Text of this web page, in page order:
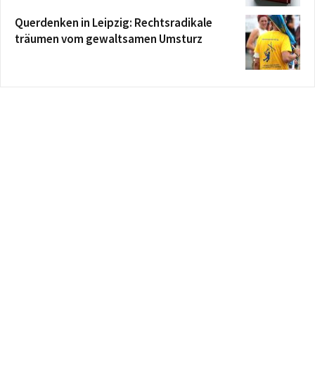
Querdenken in Leipzig: Rechtsradikale
träumen vom gewaltsamen Umsturz